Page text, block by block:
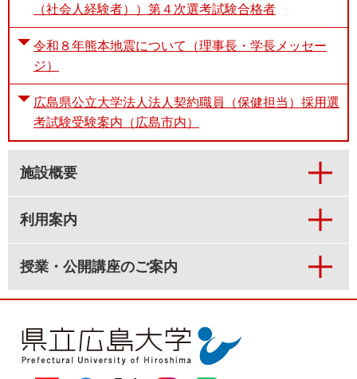
（社会人経験者））第４次選考試験合格者
令和８年熊本地震について（理事長・学長メッセー
ジ）
広島県公立大学法人法人契約職員（保健担当）採用選
考試験受験案内（広島市内）
施設概要
利用案内
授業・公開講座のご案内